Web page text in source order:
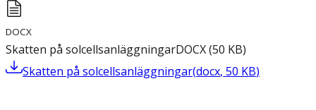
DOCX
Skatten på solcellsanläggningarDOCX(50 KB)
Skatten på solcellsanläggningar(docx, 50 KB)